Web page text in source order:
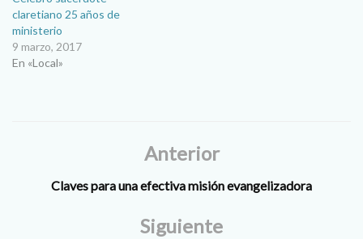
claretiano 25 años de
ministerio
9 marzo, 2017
En «Local»
Anterior
Claves para una efectiva misión evangelizadora
Siguiente